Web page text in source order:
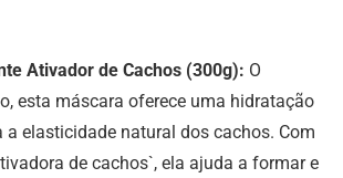
Ativador de Cachos (300g): O
esta máscara oferece uma hidratação
a elasticidade natural dos cachos. Com
de cachos`, ela ajuda a formar e